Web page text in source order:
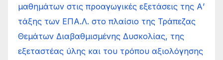
μαθημάτων στις προαγωγικές εξετάσεις της Α’
τάξης των ΕΠΑ.Λ. στο πλαίσιο της Τράπεζας
Θεμάτων Διαβαθμισμένης Δυσκολίας, της
εξεταστέας ύλης και του τρόπου αξιολόγησης